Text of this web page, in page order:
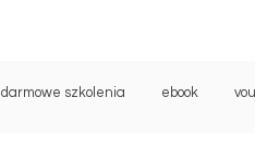
darmowe szkolenia ebook